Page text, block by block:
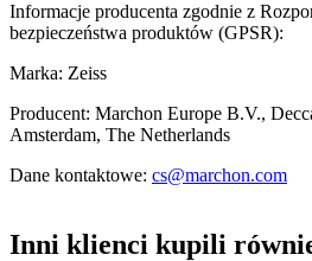
Informacje producenta zgodnie z
bezpieczeństwa produktów (GPSR):
Marka: Zeiss
Producent: Marchon Europe B.V.,
Amsterdam, The Netherlands
Dane kontaktowe: cs@marchon.com
Inni klienci kupili